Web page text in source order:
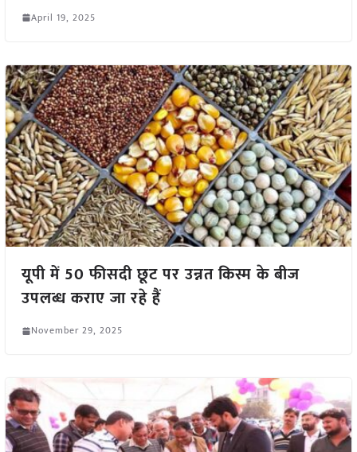
April 19, 2025
यूपी में 50 फीसदी छूट पर उन्नत किस्म के बीज
उपलब्ध कराए जा रहे हैं
November 29, 2025